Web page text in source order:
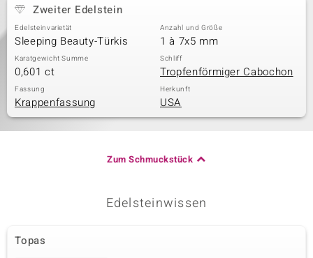
Zweiter Edelstein
Edelsteinvarietät
Sleeping Beauty-Türkis
Anzahl und Größe
1 à 7x5 mm
Karatgewicht Summe
0,601 ct
Schliff
Tropfenförmiger Cabochon
Fassung
Krappenfassung
Herkunft
USA
Zum Schmuckstück
Edelsteinwissen
Topas